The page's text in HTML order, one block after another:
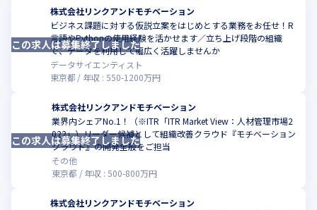
▼その他
・Google Workspace
・Slack
・GitHub
・GitHub Copilot
・ChatGPT / OpenAI API
・Atlassian JIRA / Confluence
・Docker
・Datadog
・Sentry
株式会社リンクアンドモチベーション
ビジネス課題に対する仮説立案をはじめとする業務をお任せ！R
言語やPythonの使用経験を活かせます／立ち上げ段階の組織
で、データを利用して幅広く活躍しませんか
データサイエンティスト
東京都
年収 : 550-1200万円
この求人は募集終了しました
株式会社リンクアンドモチベーション
業界内シェアNo.1！（※ITR「ITR Market View：人材管理市場2
022」）リーダー候補として組織改善クラウド『モチベーション
クラウド』の開発全般をご担当
その他
東京都
年収 :500-800万円
この求人は募集終了しました
株式会社リンクアンドモチベーション